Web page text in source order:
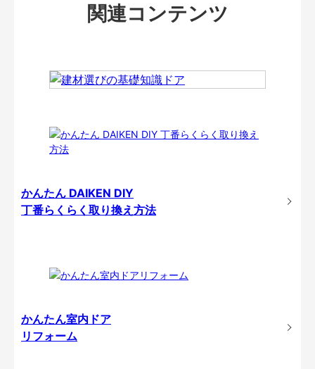
関連コンテンツ
かんたん DAIKEN DIY
丁番らくらく取り換え方法
かんたん室内ドア
リフォーム